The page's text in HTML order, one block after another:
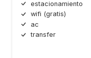
estacionamiento
wifi (gratis)
ac
transfer